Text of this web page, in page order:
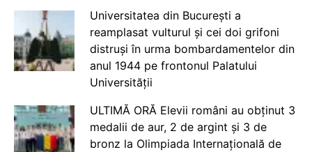
Universitatea din București a
reamplasat vulturul și cei doi grifoni
distruși în urma bombardamentelor din
anul 1944 pe frontonul Palatului
Universității
ULTIMĂ ORĂ Elevii români au obținut 3
medalii de aur, 2 de argint și 3 de
bronz la Olimpiada Internațională de